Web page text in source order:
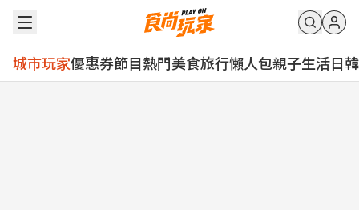
城市玩家優惠券節目熱門美食旅行懶人包親子生活日韓